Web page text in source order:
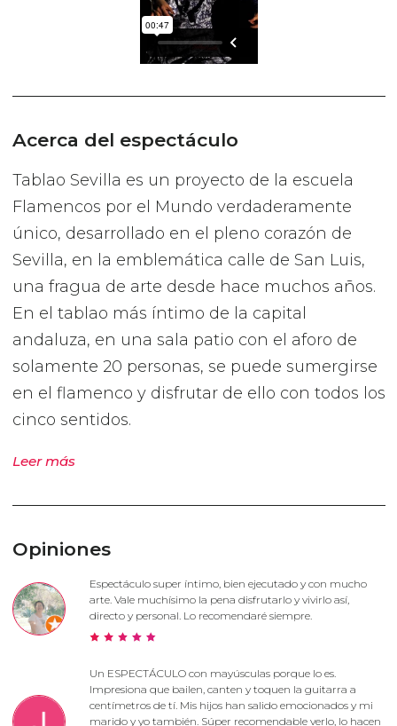
Acerca del espectáculo
Tablao Sevilla es un proyecto de la escuela
Flamencos por el Mundo verdaderamente
único, desarrollado en el pleno corazón de
Sevilla, en la emblemática calle de San Luis,
una fragua de arte desde hace muchos años.
En el tablao más íntimo de la capital
andaluza, en una sala patio con el aforo de
solamente 20 personas, se puede sumergirse
en el flamenco y disfrutar de ello con todos los
cinco sentidos.
Leer más
Opiniones
Espectáculo super íntimo, bien ejecutado y con mucho
arte. Vale muchísimo la pena disfrutarlo y vivirlo así,
directo y personal. Lo recomendaré siempre.
Un ESPECTÁCULO con mayúsculas porque lo es.
Impresiona que bailen, canten y toquen la guitarra a
centímetros de tí. Mis hijos han salido emocionados y mi
marido y yo también. Súper recomendable verlo, lo hacen